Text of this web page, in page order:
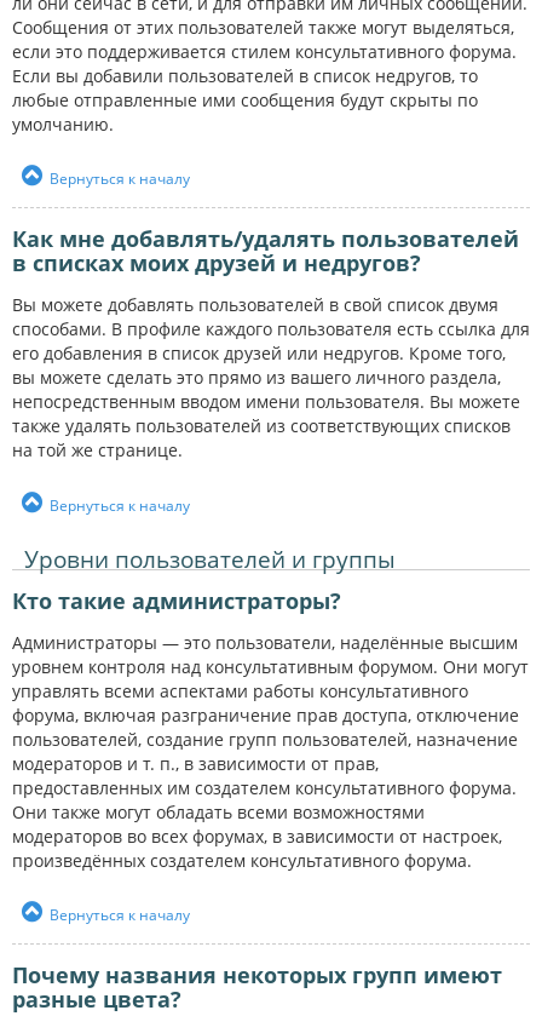
Сообщения от этих пользователей также могут выделяться,
если это поддерживается стилем консультативного форума.
Если вы добавили пользователей в список недругов, то
любые отправленные ими сообщения будут скрыты по
умолчанию.
Вернуться к началу
Как мне добавлять/удалять пользователей
в списках моих друзей и недругов?
Вы можете добавлять пользователей в свой список двумя
способами. В профиле каждого пользователя есть ссылка для
его добавления в список друзей или недругов. Кроме того,
вы можете сделать это прямо из вашего личного раздела,
непосредственным вводом имени пользователя. Вы можете
также удалять пользователей из соответствующих списков
на той же странице.
Вернуться к началу
Уровни пользователей и группы
Кто такие администраторы?
Администраторы — это пользователи, наделённые высшим
уровнем контроля над консультативным форумом. Они могут
управлять всеми аспектами работы консультативного
форума, включая разграничение прав доступа, отключение
пользователей, создание групп пользователей, назначение
модераторов и т. п., в зависимости от прав,
предоставленных им создателем консультативного форума.
Они также могут обладать всеми возможностями
модераторов во всех форумах, в зависимости от настроек,
произведённых создателем консультативного форума.
Вернуться к началу
Почему названия некоторых групп имеют
разные цвета?